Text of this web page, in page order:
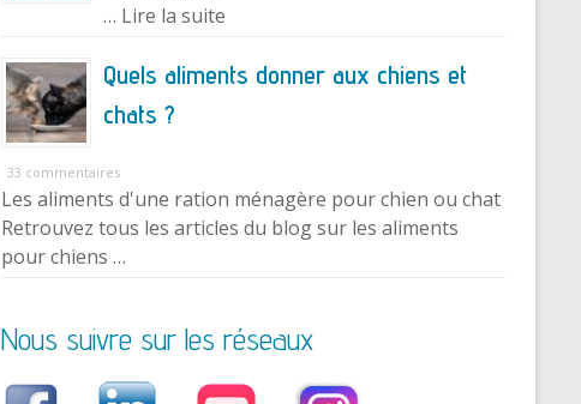
… Lire la suite
Quels aliments donner aux chiens et
chats ?
33 commentaires
Les aliments d'une ration ménagère pour chien ou chat
Retrouvez tous les articles du blog sur les aliments
pour chiens …
Nous suivre sur les réseaux